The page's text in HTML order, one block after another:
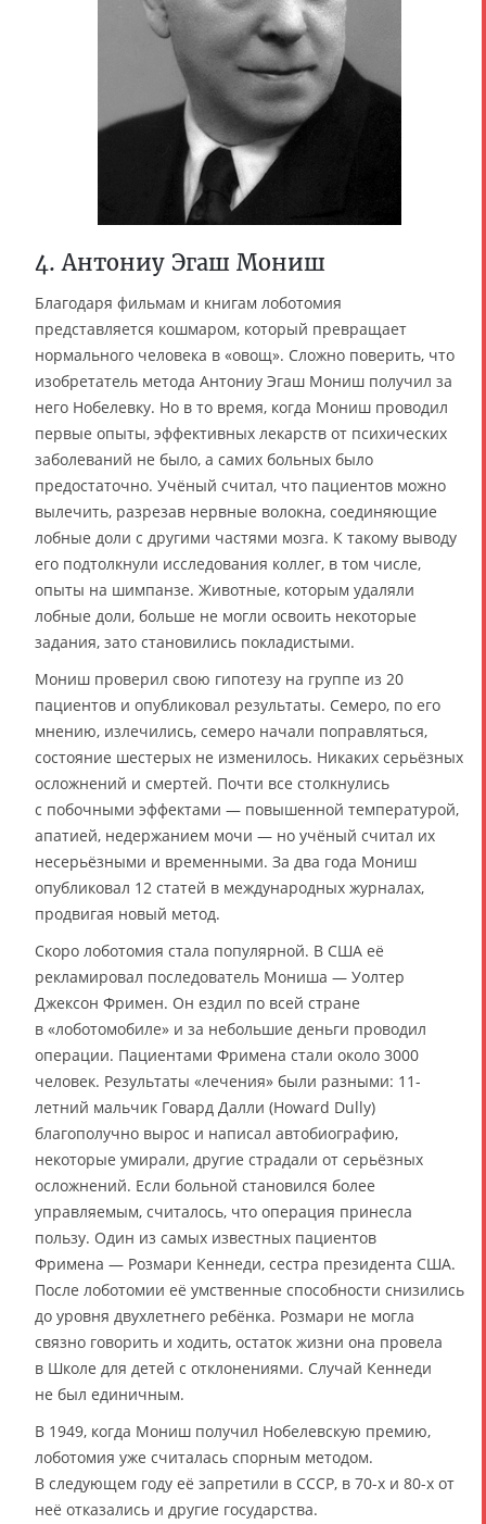
4. Антониу Эгаш Мониш
Благодаря фильмам и книгам лоботомия
представляется кошмаром, который превращает
нормального человека в «овощ». Сложно поверить, что
изобретатель метода Антониу Эгаш Мониш получил за
него Нобелевку. Но в то время, когда Мониш проводил
первые опыты, эффективных лекарств от психических
заболеваний не было, а самих больных было
предостаточно. Учёный считал, что пациентов можно
вылечить, разрезав нервные волокна, соединяющие
лобные доли с другими частями мозга. К такому выводу
его подтолкнули исследования коллег, в том числе,
опыты на шимпанзе. Животные, которым удаляли
лобные доли, больше не могли освоить некоторые
задания, зато становились покладистыми.
Мониш проверил свою гипотезу на группе из 20
пациентов и опубликовал результаты. Семеро, по его
мнению, излечились, семеро начали поправляться,
состояние шестерых не изменилось. Никаких серьёзных
осложнений и смертей. Почти все столкнулись
с побочными эффектами — повышенной температурой,
апатией, недержанием мочи — но учёный считал их
несерьёзными и временными. За два года Мониш
опубликовал 12 статей в международных журналах,
продвигая новый метод.
Скоро лоботомия стала популярной. В США её
рекламировал последователь Мониша — Уолтер
Джексон Фримен. Он ездил по всей стране
в «лоботомобиле» и за небольшие деньги проводил
операции. Пациентами Фримена стали около 3000
человек. Результаты «лечения» были разными: 11-
летний мальчик Говард Далли (Howard Dully)
благополучно вырос и написал автобиографию,
некоторые умирали, другие страдали от серьёзных
осложнений. Если больной становился более
управляемым, считалось, что операция принесла
пользу. Один из самых известных пациентов
Фримена — Розмари Кеннеди, сестра президента США.
После лоботомии её умственные способности снизились
до уровня двухлетнего ребёнка. Розмари не могла
связно говорить и ходить, остаток жизни она провела
в Школе для детей с отклонениями. Случай Кеннеди
не был единичным.
В 1949, когда Мониш получил Нобелевскую премию,
лоботомия уже считалась спорным методом.
В следующем году её запретили в СССР, в 70-х и 80-х от
неё отказались и другие государства.